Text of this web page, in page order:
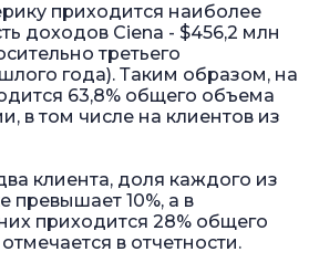
приходится наиболее
доходов Ciena - $456,2 млн
третьего
года). Таким образом, на
63,8% общего объема
в том числе на клиентов из
клиента, доля каждого из
превышает 10%, а в
приходится 28% общего
в отчетности.